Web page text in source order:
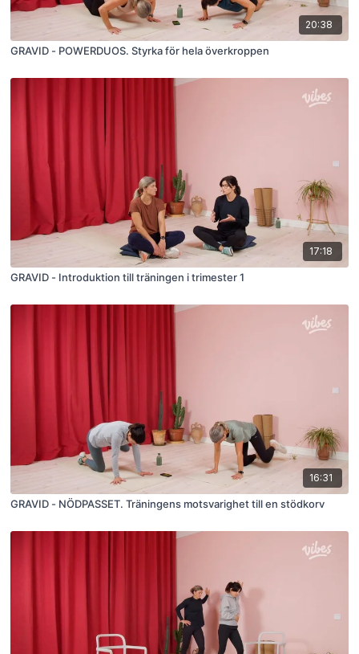
20:38
GRAVID - POWERDUOS. Styrka för hela överkroppen
17:18
GRAVID - Introduktion till träningen i trimester 1
16:31
GRAVID - NÖDPASSET. Träningens motsvarighet till en stödkorv